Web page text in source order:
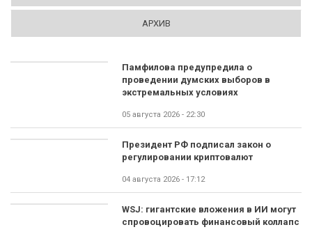
АРХИВ
Памфилова предупредила о
проведении думских выборов в
экстремальных условиях
05 августа 2026 - 22:30
Президент РФ подписал закон о
регулировании криптовалют
04 августа 2026 - 17:12
WSJ: гигантские вложения в ИИ могут
спровоцировать финансовый коллапс